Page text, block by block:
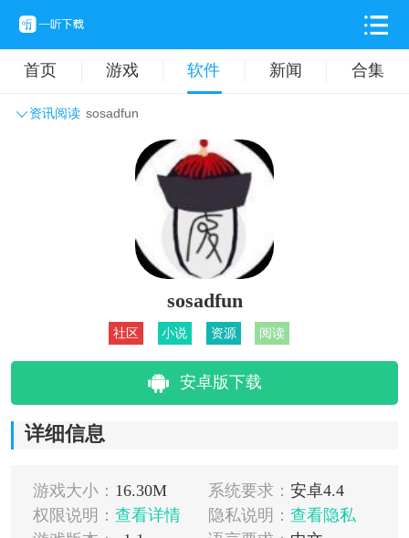
首页 游戏 软件 新闻 合集
资讯阅读 sosadfun
主题壁纸 旅游出行
拍摄美化 时尚购物
sosadfun
社区 小说 资源 阅读
安卓版下载
详细信息
游戏大小： 16.30M 系统要求： 安卓4.4
权限说明： 查看详情 隐私说明： 查看隐私